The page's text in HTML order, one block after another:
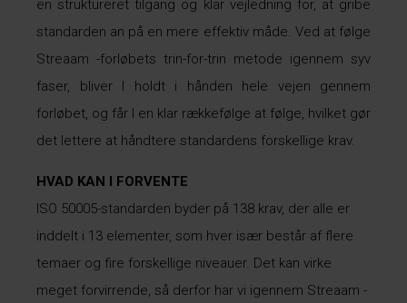
en struktureret tilgang og klar vejledning for, at gribe
standarden an på en mere effektiv måde. Ved at følge
Streaam -forløbets trin-for-trin metode igennem syv
faser, bliver I holdt i hånden hele vejen gennem
forløbet, og får I en klar rækkefølge at følge, hvilket gør
det lettere at håndtere standardens forskellige krav.
HVAD KAN I FORVENTE
ISO 50005-standarden byder på 138 krav, der alle er
inddelt i 13 elementer, som hver især består af flere
temaer og fire forskellige niveauer. Det kan virke
meget forvirrende, så derfor har vi igennem Streaam -